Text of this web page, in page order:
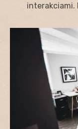
interakciami.